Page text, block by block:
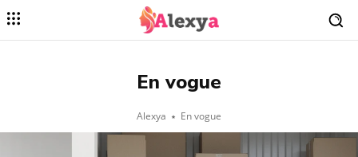
En vogue
Alexya En vogue